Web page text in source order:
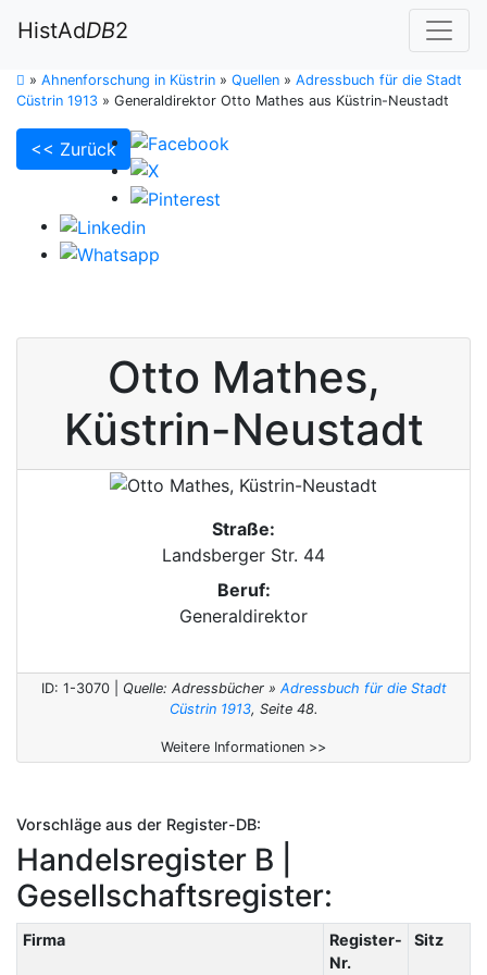
HistAdDB2
» Ahnenforschung in Küstrin » Quellen » Adressbuch für die Stadt
Cüstrin 1913 » Generaldirektor Otto Mathes aus Küstrin-Neustadt
<< Zurück
Otto Mathes,
Küstrin-Neustadt
Straße:
Landsberger Str. 44
Beruf:
Generaldirektor
ID: 1-3070 | Quelle: Adressbücher » Adressbuch für die Stadt
Cüstrin 1913, Seite 48.
Weitere Informationen >>
Vorschläge aus der Register-DB:
Handelsregister B |
Gesellschaftsregister:
Firma
Register-
Nr.
Sitz